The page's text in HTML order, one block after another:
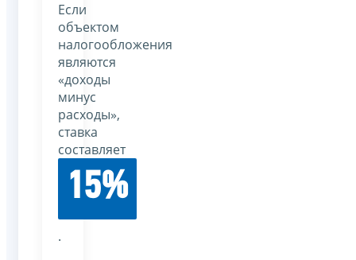
Если
объектом
налогообложения
являются
«доходы
минус
расходы»,
ставка
составляет
15%
.